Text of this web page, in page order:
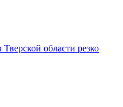
области резко